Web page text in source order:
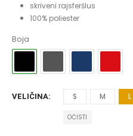
skriveni rajsferšlus
100% poliester
Boja
VELIČINA S M L
OČISTI